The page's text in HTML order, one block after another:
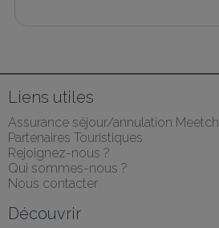
Liens utiles
Assurance séjour/annulation Meetch
Partenaires Touristiques
Rejoignez-nous ?
Qui sommes-nous ?
Nous contacter
Découvrir